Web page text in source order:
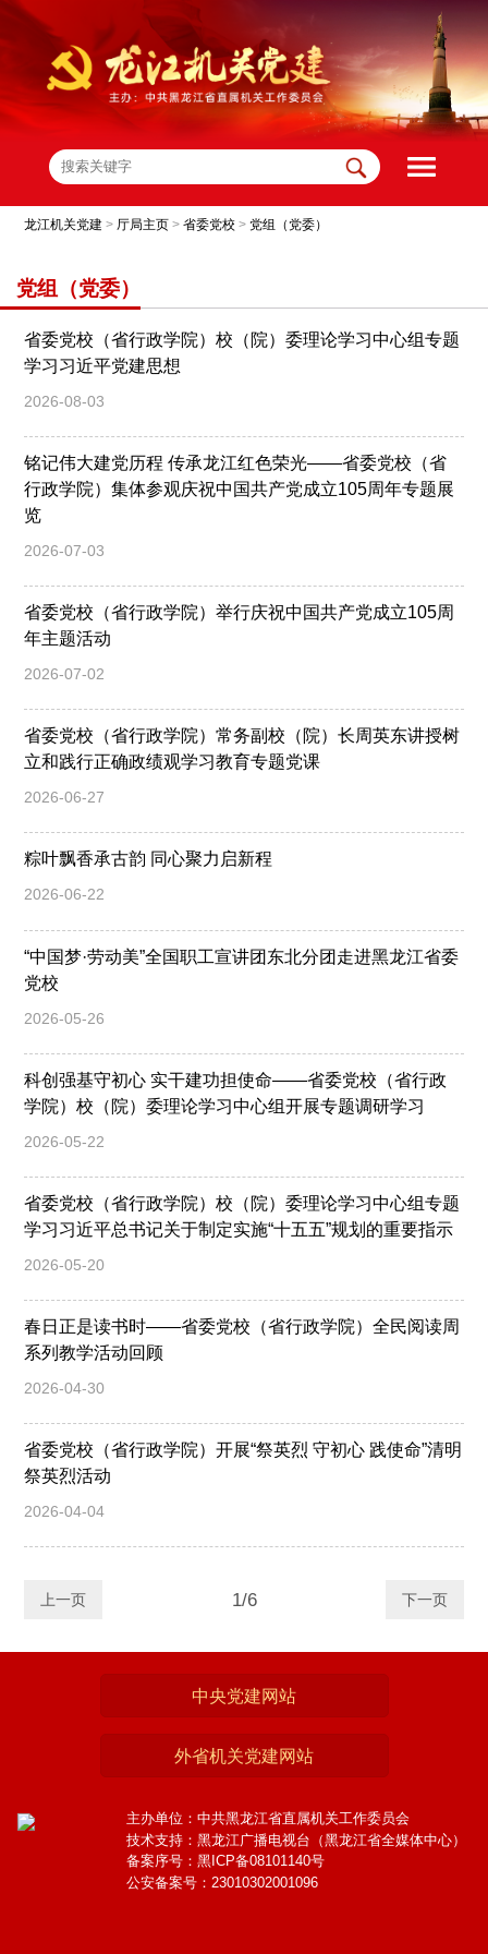
龙江机关党建 > 厅局主页 >省委党校>党组（党委）
党组（党委）
省委党校（省行政学院）校（院）委理论学习中心组专题
学习习近平党建思想
2026-08-03
铭记伟大建党历程 传承龙江红色荣光——省委党校（省
行政学院）集体参观庆祝中国共产党成立105周年专题展
览
2026-07-03
省委党校（省行政学院）举行庆祝中国共产党成立105周
年主题活动
2026-07-02
省委党校（省行政学院）常务副校（院）长周英东讲授树
立和践行正确政绩观学习教育专题党课
2026-06-27
粽叶飘香承古韵 同心聚力启新程
2026-06-22
“中国梦·劳动美”全国职工宣讲团东北分团走进黑龙江省委
党校
2026-05-26
科创强基守初心 实干建功担使命——省委党校（省行政
学院）校（院）委理论学习中心组开展专题调研学习
2026-05-22
省委党校（省行政学院）校（院）委理论学习中心组专题
学习习近平总书记关于制定实施“十五五”规划的重要指示
2026-05-20
春日正是读书时——省委党校（省行政学院）全民阅读周
系列教学活动回顾
2026-04-30
省委党校（省行政学院）开展“祭英烈 守初心 践使命”清明
祭英烈活动
2026-04-04
上一页 1/6 下一页
中央党建网站
外省机关党建网站
主办单位：中共黑龙江省直属机关工作委员会
技术支持：黑龙江广播电视台（黑龙江省全媒体中心）
备案序号：黑ICP备08101140号
公安备案号：23010302001096